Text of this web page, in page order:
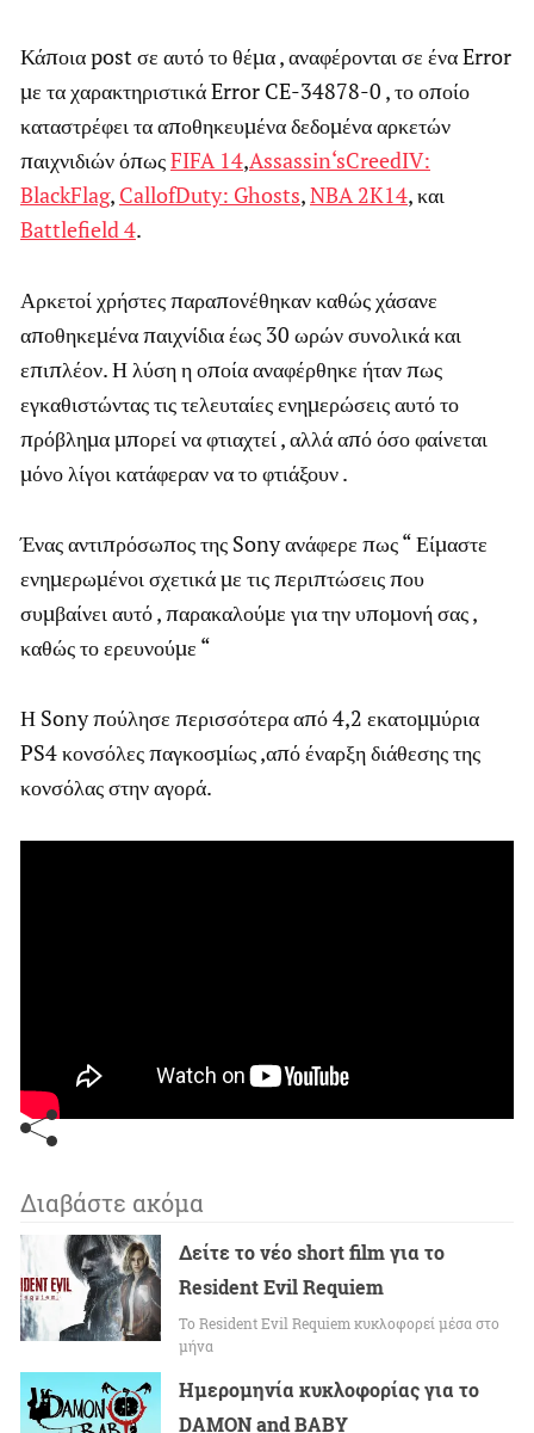
Κάποια post σε αυτό το θέμα , αναφέρονται σε ένα Error
με τα χαρακτηριστικά Error CE-34878-0 , το οποίο
καταστρέφει τα αποθηκευμένα δεδομένα αρκετών
παιχνιδιών όπωςFIFA 14,Assassin‘sCreedIV:
BlackFlag, CallofDuty: Ghosts,NBA 2K14, και
Battlefield 4.
Αρκετοί χρήστες παραπονέθηκαν καθώς χάσανε
αποθηκεμένα παιχνίδια έως 30 ωρών συνολικά και
επιπλέον. Η λύση η οποία αναφέρθηκε ήταν πως
εγκαθιστώντας τις τελευταίες ενημερώσεις αυτό το
πρόβλημα μπορεί να φτιαχτεί , αλλά από όσο φαίνεται
μόνο λίγοι κατάφεραν να το φτιάξουν .
Ένας αντιπρόσωπος της Sony ανάφερε πως “ Είμαστε
ενημερωμένοι σχετικά με τις περιπτώσεις που
συμβαίνει αυτό , παρακαλούμε για την υπομονή σας ,
καθώς το ερευνούμε “
Η Sony πούλησε περισσότερα από 4,2 εκατομμύρια
PS4 κονσόλες παγκοσμίως ,από έναρξη διάθεσης της
κονσόλας στην αγορά.
Διαβάστε ακόμα
Δείτε το νέο short film για το
Resident Evil Requiem
To Resident Evil Requiem κυκλοφορεί μέσα στο
μήνα
Ημερομηνία κυκλοφορίας για το
DAMON and BABY